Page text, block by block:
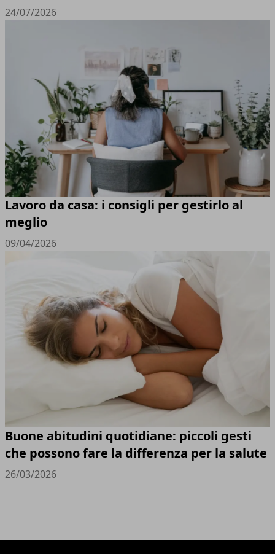
24/07/2026
Lavoro da casa: i consigli per gestirlo al
meglio
09/04/2026
Buone abitudini quotidiane: piccoli gesti
che possono fare la differenza per la salute
26/03/2026